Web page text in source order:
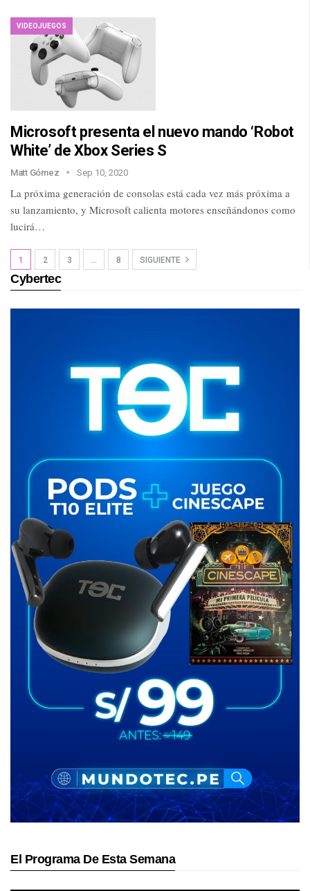
VIDEOJUEGOS
Microsoft presenta el nuevo mando ‘Robot
White’ de Xbox Series S
Matt Gómez Sep 10, 2020
La próxima generación de consolas está cada vez más próxima a
su lanzamiento, y Microsoft calienta motores enseñándonos como
lucirá…
1 2 3 8 SIGUIENTE
Cybertec
El Programa De Esta Semana